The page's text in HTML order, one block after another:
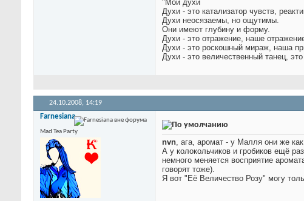
"Мои духи
Духи - это катализатор чувств,
Духи неосязаемы, но ощутимы.
Они имеют глубину и форму.
Духи - это отражение, наше
Духи - это роскошный мираж, наша
Духи - это величественный танец,
24.10.2008, 14:19
Farnesiana
Mad Tea Party
nvn, ага, аромат - у Малля они же
А у колокольчиков и гробиков ещё
немного меняется восприятие
говорят тоже).
Я вот "Её Величество Розу" могу